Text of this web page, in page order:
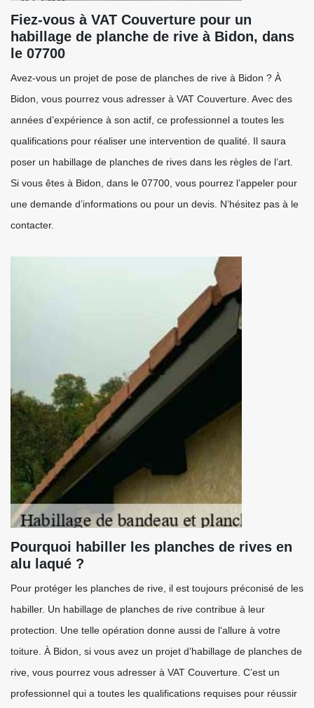
Fiez-vous à VAT Couverture pour un
habillage de planche de rive à Bidon, dans
le 07700
Avez-vous un projet de pose de planches de rive à Bidon ? À
Bidon, vous pourrez vous adresser à VAT Couverture. Avec des
années d’expérience à son actif, ce professionnel a toutes les
qualifications pour réaliser une intervention de qualité. Il saura
poser un habillage de planches de rives dans les règles de l’art.
Si vous êtes à Bidon, dans le 07700, vous pourrez l’appeler pour
une demande d’informations ou pour un devis. N’hésitez pas à le
contacter.
Pourquoi habiller les planches de rives en
alu laqué ?
Pour protéger les planches de rive, il est toujours préconisé de les
habiller. Un habillage de planches de rive contribue à leur
protection. Une telle opération donne aussi de l‘allure à votre
toiture. À Bidon, si vous avez un projet d’habillage de planches de
rive, vous pourrez vous adresser à VAT Couverture. C’est un
professionnel qui a toutes les qualifications requises pour réussir